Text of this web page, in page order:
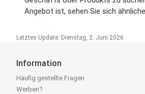
Angebot ist, sehen Sie sich
Letztes Update: Dienstag, 2. Juni 2026
Information
Häufig gestellte Fragen
Werben?